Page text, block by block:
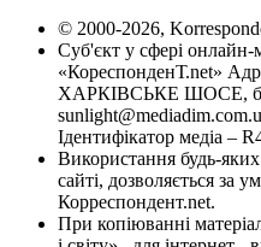
© 2000-2026,
Суб'єкт у сфері онлайн-
«КореспонденТ.net»
ХАРКІВСЬКЕ ШОСЕ,
Ідентифікатор медіа –
Використання будь-
сайті, дозволяється за
Корреспондент.net.
При копіюванні